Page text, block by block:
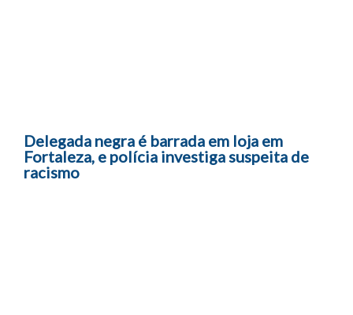
Delegada negra é barrada em loja em
Fortaleza, e polícia investiga suspeita de
racismo